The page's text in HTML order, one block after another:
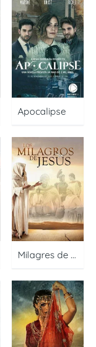
Apocalipse
Milagres de Jesus – Los Milagros De Jesus